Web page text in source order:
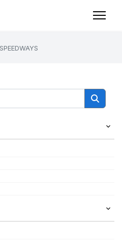
SPEEDWAYS